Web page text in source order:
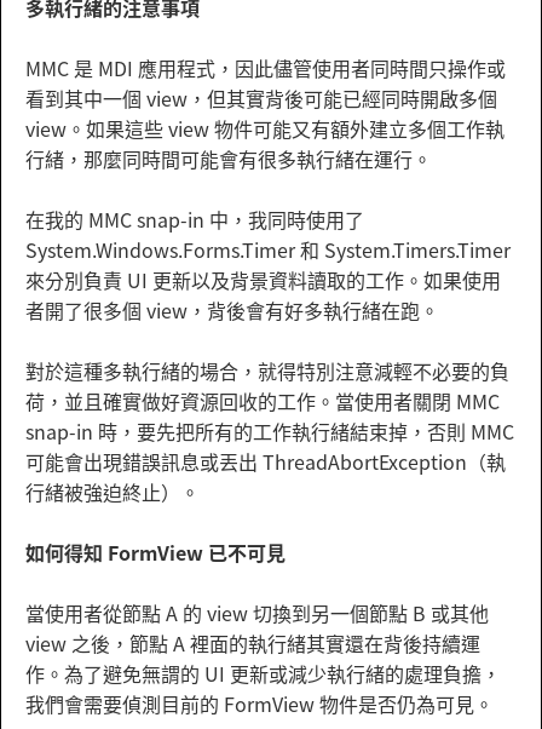
多執行緒的注意事項
MMC 是 MDI 應用程式，因此儘管使用者同時間只操作或
看到其中一個 view，但其實背後可能已經同時開啟多個
view。如果這些 view 物件可能又有額外建立多個工作執
行緒，那麼同時間可能會有很多執行緒在運行。
在我的 MMC snap-in 中，我同時使用了
System.Windows.Forms.Timer 和 System.Timers.Timer
來分別負責 UI 更新以及背景資料讀取的工作。如果使用
者開了很多個 view，背後會有好多執行緒在跑。
對於這種多執行緒的場合，就得特別注意減輕不必要的負
荷，並且確實做好資源回收的工作。當使用者關閉 MMC
snap-in 時，要先把所有的工作執行緒結束掉，否則 MMC
可能會出現錯誤訊息或丟出 ThreadAbortException（執
行緒被強迫終止）。
如何得知 FormView 已不可見
當使用者從節點 A 的 view 切換到另一個節點 B 或其他
view 之後，節點 A 裡面的執行緒其實還在背後持續運
作。為了避免無謂的 UI 更新或減少執行緒的處理負擔，
我們會需要偵測目前的 FormView 物件是否仍為可見。